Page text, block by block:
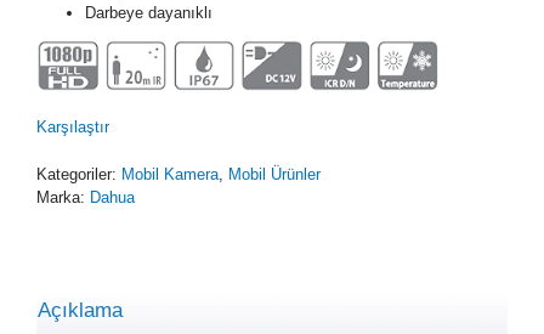
Darbeye dayanıklı
Karşılaştır
Kategoriler: Mobil Kamera
Mobil Ürünler
Marka: Dahua
Açıklama